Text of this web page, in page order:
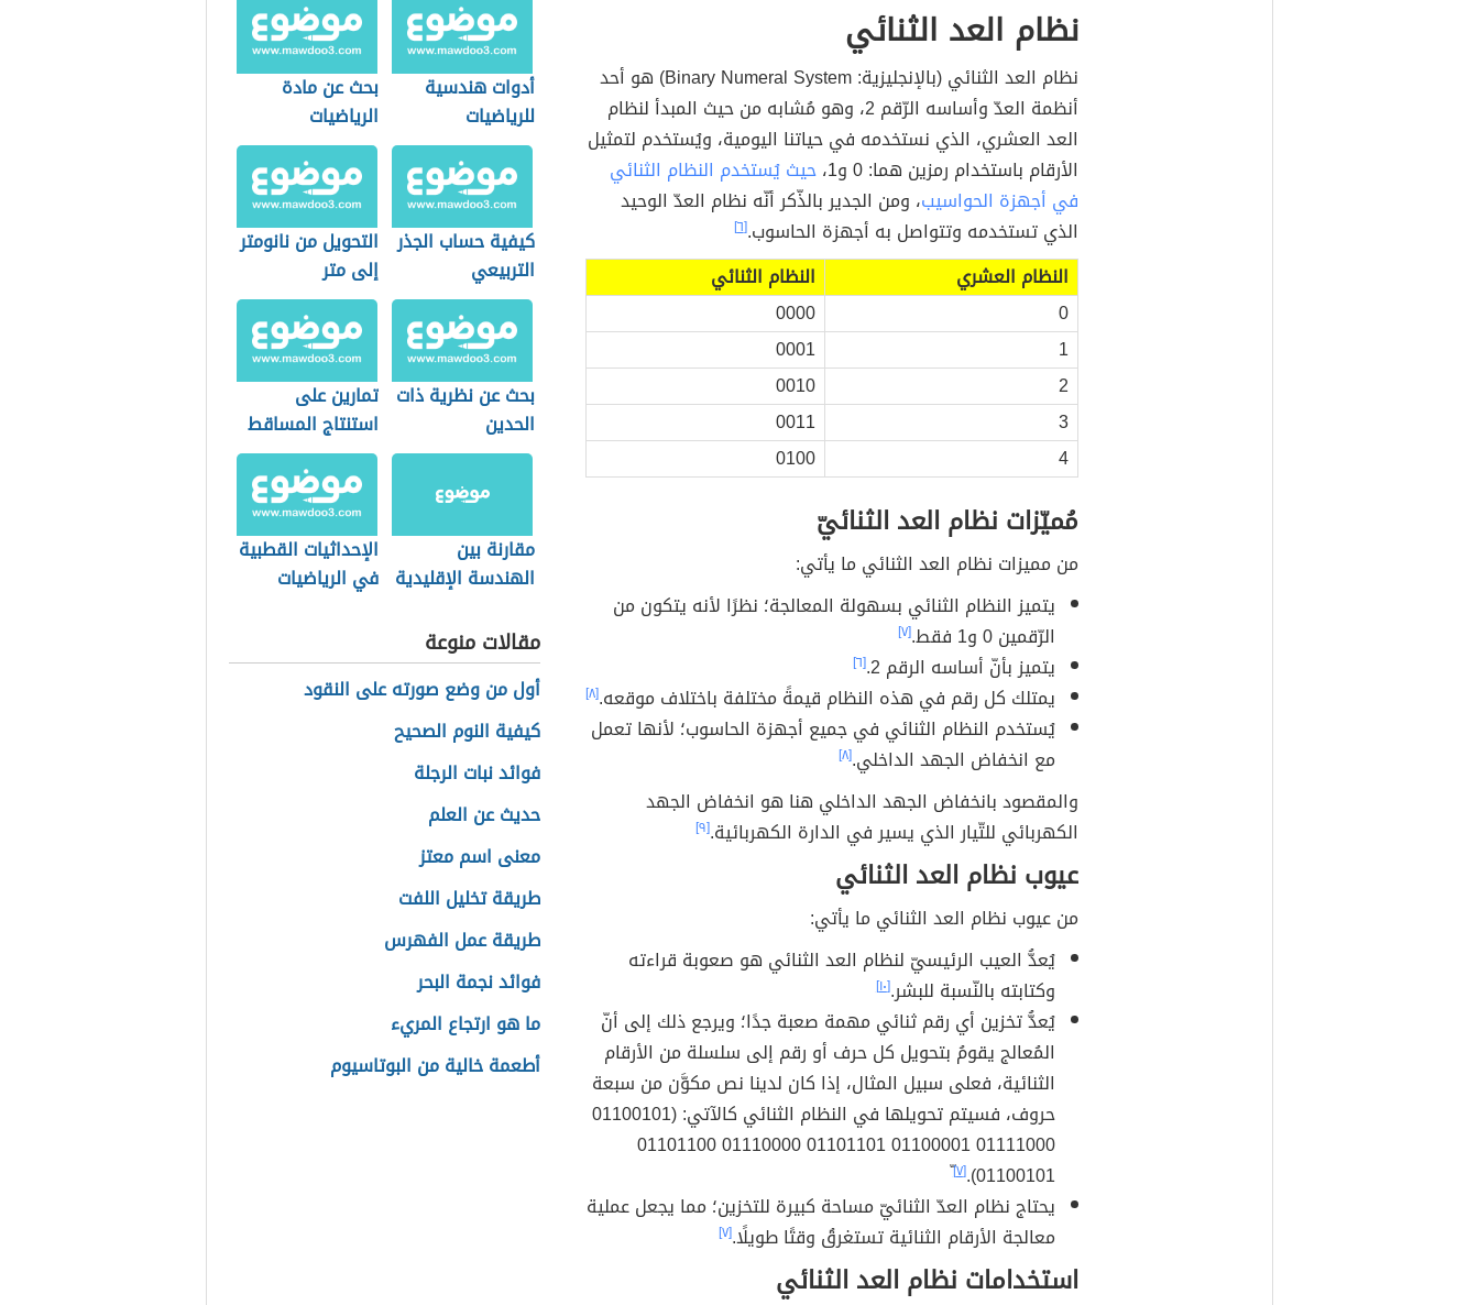
نظام العد الثنائي
نظام العد الثنائي (بالإنجليزية: Binary Numeral System) هو أحد
أنظمة العدّ وأساسه الرّقم 2، وهو مُشابه من حيث المبدأ لنظام
العد العشري، الذي نستخدمه في حياتنا اليومية، ويُستخدم لتمثيل
الأرقام باستخدام رمزين هما: 0 و1،
حيث يُستخدم النظام الثنائي
في أجهزة الحواسيب، ومن الجدير بالذّكر أنّه نظام العدّ الوحيد
الذي تستخدمه وتتواصل به أجهزة الحاسوب.[٦]
النظام العشري
النظام الثنائي
0
0000
1
0001
2
0010
3
0011
4
0100
مُميّزات نظام العد الثنائيّ
من مميزات نظام العد الثنائي ما يأتي:
يتميز النظام الثنائي بسهولة المعالجة؛ نظرًا لأنه يتكون من
الرّقمين 0 و1 فقط.
[٧]
يتميز بأنّ أساسه الرقم 2. [٦]
يمتلك كل رقم في هذه النظام قيمةً مختلفة باختلاف موقعه.[٨]
يُستخدم النظام الثنائي في جميع أجهزة الحاسوب؛ لأنها تعمل
مع انخفاض الجهد الداخلي.[٨]
والمقصود بانخفاض الجهد الداخلي هنا هو انخفاض الجهد
الكهربائي للتّيار الذي يسير في الدارة الكهربائية.[٩]
عيوب نظام العد الثنائي
من عيوب نظام العد الثنائي ما يأتي:
يُعدُّ العيب الرئيسيّ لنظام العد الثنائي هو صعوبة قراءته
وكتابته بالنّسبة للبشر.[١٠]
يُعدُّ تخزين أي رقم ثنائي مهمة صعبة جدًا؛ ويرجع ذلك إلى أنّ
المُعالج يقومُ بتحويل كل حرف أو رقم إلى سلسلة من الأرقام
الثنائية، فعلى سبيل المثال، إذا كان لدينا نص مكوَّن من سبعة
حروف، فسيتم تحويلها في النظام الثنائي كالآتي: (01100101
01111000 01100001 01101101 01110000 01101100
01100101). [٧]
يحتاج نظام العدّ الثنائيّ مساحة كبيرة للتخزين؛ مما يجعل عملية
معالجة الأرقام الثنائية تستغرقُ وقتًا طويلًا.[٧]
استخدامات نظام العد الثنائي
أدوات هندسية
للرياضيات
بحث عن مادة
الرياضيات
كيفية حساب الجذر
التربيعي
التحويل من نانومتر
إلى متر
بحث عن نظرية ذات
الحدين
تمارين على
استنتاج المساقط
في الرسم
الهندسي
مقارنة بين
الهندسة الإقليدية
الإحداثيات القطبية
في الرياضيات
مقالات منوعة
أول من وضع صورته على النقود
كيفية النوم الصحيح
فوائد نبات الرجلة
حديث عن العلم
معنى اسم معتز
طريقة تخليل اللفت
طريقة عمل الفهرس
فوائد نجمة البحر
ما هو ارتجاع المريء
أطعمة خالية من البوتاسيوم